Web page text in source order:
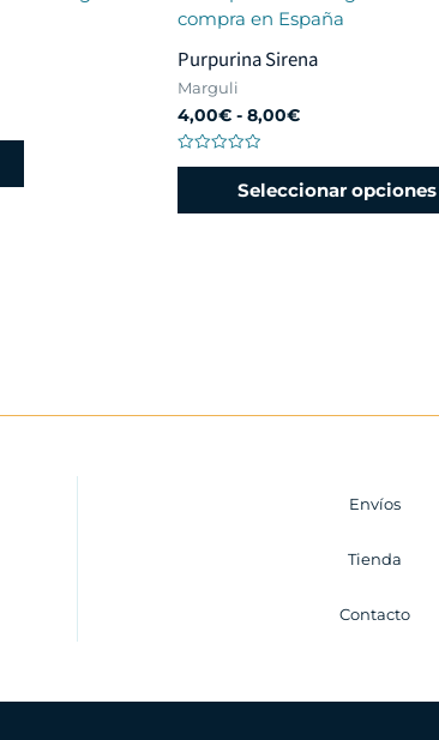
Purpurina Sirena
Marguli
4,00€ - 8,00€
Valorado
Seleccionar opciones
Envíos
Tienda
Contacto